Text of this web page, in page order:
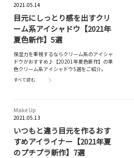
2021.05.14
目元にしっとり感を出すクリ
ーム系アイシャドウ【2021年
夏色新作】5選
保湿力を重視するならクリーム系のアイシャ
ドウがおすすめ♪【20201年夏色新作】の単
色クリーム系アイシャドウ5選をご紹介。
すべて読む
Make Up
2021.05.13
いつもと違う目元を作るおす
すめアイライナー【2021年夏
のプチプラ新作】7選